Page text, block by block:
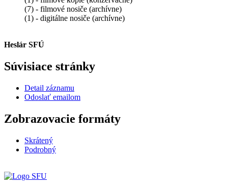
(7) - filmové nosiče (archívne)
(1) - digitálne nosiče (archívne)
Heslár SFÚ
Súvisiace stránky
Detail záznamu
Odoslať emailom
Zobrazovacie formáty
Skrátený
Podrobný